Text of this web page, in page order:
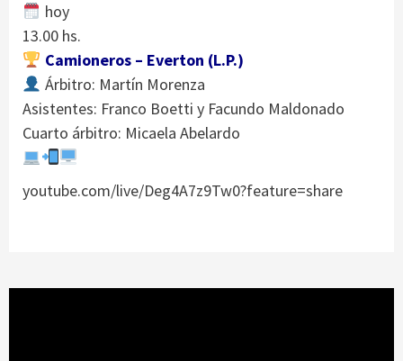
hoy
13.00 hs.
Camioneros – Everton (L.P.)
Árbitro: Martín Morenza
Asistentes: Franco Boetti y Facundo Maldonado
Cuarto árbitro: Micaela Abelardo
youtube.com/live/Deg4A7z9Tw0?feature=share